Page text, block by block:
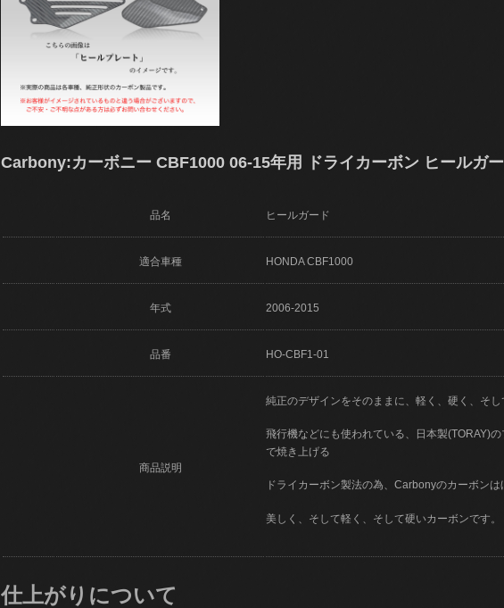
Carbony:カーボニー CBF1000 06-15年用 ドライカーボン ヒールガ
品名 ヒールガード
適合車種 HONDA CBF1000
年式 2006-2015
品番 HO-CBF1-01
商品説明
純正のデザインをそのままに、軽く、硬く、そ
飛行機などにも使われている、日本製(TORAY)
で焼き上げる
ドライカーボン製法の為、Carbonyのカーボン
美しく、そして軽く、そして硬いカーボンです。
仕上がりについて